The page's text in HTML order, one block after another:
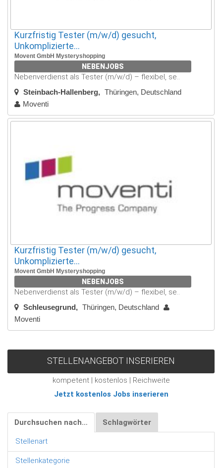
Kurzfristig Tester (m/w/d) gesucht,
Unkomplizierte...
Movent GmbH Mysteryshopping
NEBENJOBS
Nebenverdienst als Tester (m/w/d) – flexibel, se..
Steinbach-Hallenberg
Thüringen, Deutschland
Moventi
Kurzfristig Tester (m/w/d) gesucht,
Unkomplizierte...
Movent GmbH Mysteryshopping
NEBENJOBS
Nebenverdienst als Tester (m/w/d) – flexibel, se..
Schleusegrund
Thüringen, Deutschland
Moventi
STELLENANGEBOT INSERIEREN
kompetent | kostenlos | Reichweite
Jetzt kostenlos Jobs inserieren
Durchsuchen nach… Schlagwörter
Stellenart
Stellenkategorie